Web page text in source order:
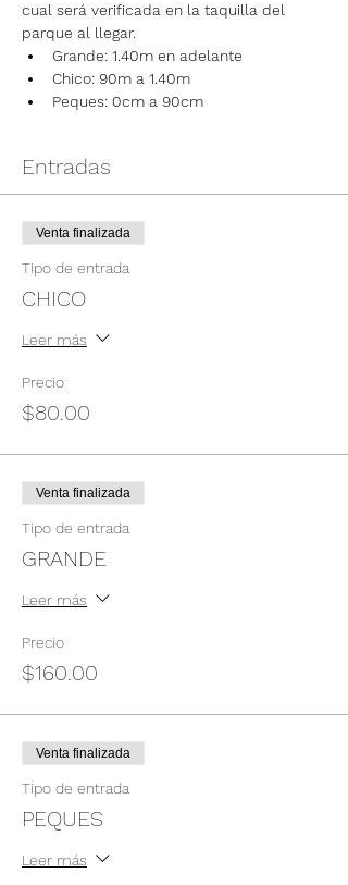
cual será verificada en la taquilla del
parque al llegar.
Grande: 1.40m en adelante
Chico: 90m a 1.40m
Peques: 0cm a 90cm
Entradas
Venta finalizada
Tipo de entrada
CHICO
Leer más
Precio
$80.00
Venta finalizada
Tipo de entrada
GRANDE
Leer más
Precio
$160.00
Venta finalizada
Tipo de entrada
PEQUES
Leer más